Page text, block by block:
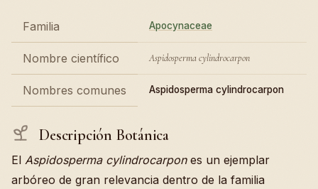
Familia Apocynaceae
Nombre científico Aspidosperma cylindrocarpon
Nombres comunes Aspidosperma cylindrocarpon
Descripción Botánica
El Aspidosperma cylindrocarpones un ejemplar
arbóreo de gran relevancia dentro de la familia